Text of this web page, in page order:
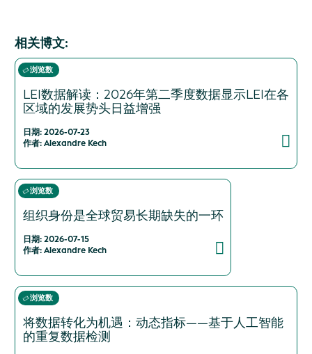
相关博文:
浏览数
LEI数据解读：2026年第二季度数据显示LEI在各
区域的发展势头日益增强
日期: 2026-07-23
作者: Alexandre Kech
浏览数
组织身份是全球贸易长期缺失的一环
日期: 2026-07-15
作者: Alexandre Kech
浏览数
将数据转化为机遇：动态指标——基于人工智能
的重复数据检测